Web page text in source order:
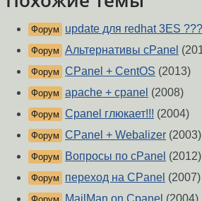
Форум update для redhat 3ES ???
Форум Альтернативы cPanel
Форум CPanel + CentOS (2013)
Форум apache + cpanel (2008)
Форум Cpanel глюкает!!! (2004)
Форум CPanel + Webalizer (2003)
Форум Вопросы по cPanel (2012)
Форум переход на CPanel (2007)
MailMan on Cpanel (2004)